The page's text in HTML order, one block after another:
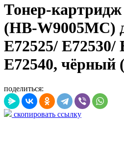
Тонер-
(HB-W9005MC)
E72525/ E72530/
E72540, чёрный
поделиться:
скопировать ссылку